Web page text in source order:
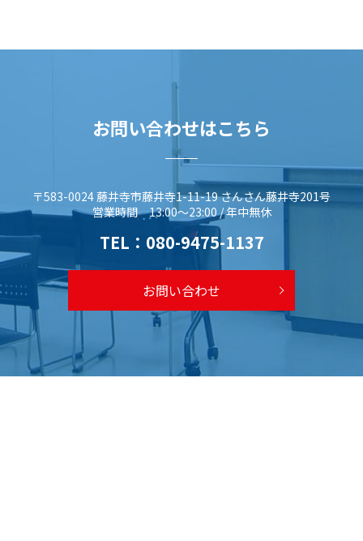
お問い合わせはこちら
〒583-0024 藤井寺市藤井寺1-11-19 さんさん藤井寺201号
営業時間 13:00～23:00 / 年中無休
TEL： 080-9475-1137
お問い合わせ